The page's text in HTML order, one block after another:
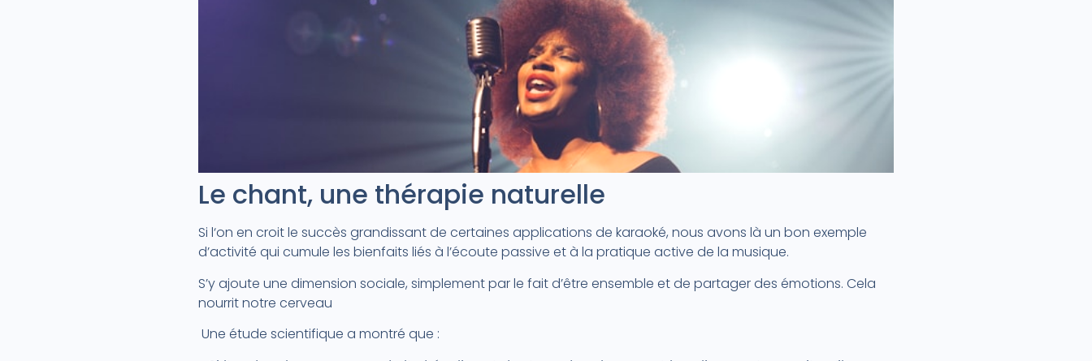
Le chant, une thérapie naturelle
Si l‘on en croit le succès grandissant de certaines applications de karaoké, nous avons là un bon exemple
d’activité qui cumule les bienfaits liés à l’écoute passive et à la pratique active de la musique.
S’y ajoute une dimension sociale, simplement par le fait d’être ensemble et de partager des émotions. Cela
nourrit notre cerveau
Une étude scientifique a montré que :